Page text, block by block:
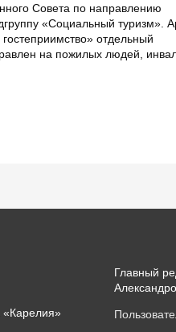
Совета по направлению
«Социальный туризм».
отдельный
на пожилых людей,
«Карелия»
Главный